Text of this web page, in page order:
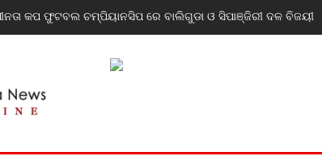
ଫୁଟବଲ ଚମ୍ପିୟାନସିପ ରେ ବାଲିଗୁଡା ଓ ସିପାଞ୍ଜିରୀ ଦଳ ବିଜୟୀଯାଜପୁର